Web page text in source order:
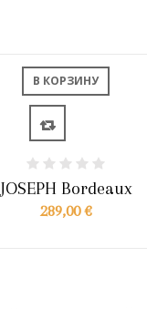
В КОРЗИНУ
JOSEPH Bordeaux
289,00 €